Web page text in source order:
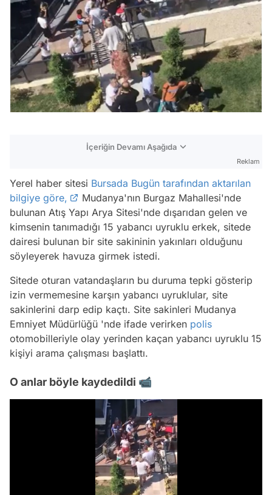
İçeriğin Devamı Aşağıda
Reklam
Yerel haber sitesi Bursada Bugün tarafından aktarılan
bilgiye göre,
Mudanya'nın Burgaz Mahallesi'nde
bulunan Atış Yapı Arya Sitesi'nde dışarıdan gelen ve
kimsenin tanımadığı 15 yabancı uyruklu erkek, sitede
dairesi bulunan bir site sakininin yakınları olduğunu
söyleyerek havuza girmek istedi.
Sitede oturan vatandaşların bu duruma tepki gösterip
izin vermemesine karşın yabancı uyruklular, site
sakinlerini darp edip kaçtı. Site sakinleri Mudanya
Emniyet Müdürlüğü 'nde ifade verirken polis
otomobilleriyle olay yerinden kaçan yabancı uyruklu 15
kişiyi arama çalışması başlattı.
O anlar böyle kaydedildi 📹